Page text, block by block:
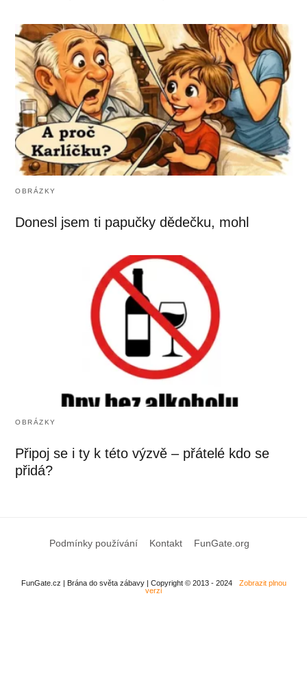
OBRÁZKY
Donesl jsem ti papučky dědečku, mohl
OBRÁZKY
Připoj se i ty k této výzvě – přátelé kdo se
přidá?
Podmínky používání Kontakt FunGate.org
FunGate.cz | Brána do světa zábavy | Copyright © 2013 - 2024
Zobrazit plnou
verzi